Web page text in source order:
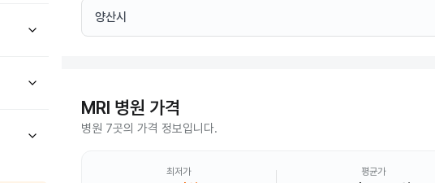
양산시
MRI 병원 가격
병원 7곳의 가격 정보입니다.
최저가 평균가